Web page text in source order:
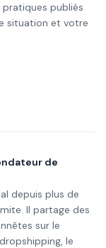
publiés
situation et votre
de
depuis plus de
Il partage des
sur le
le